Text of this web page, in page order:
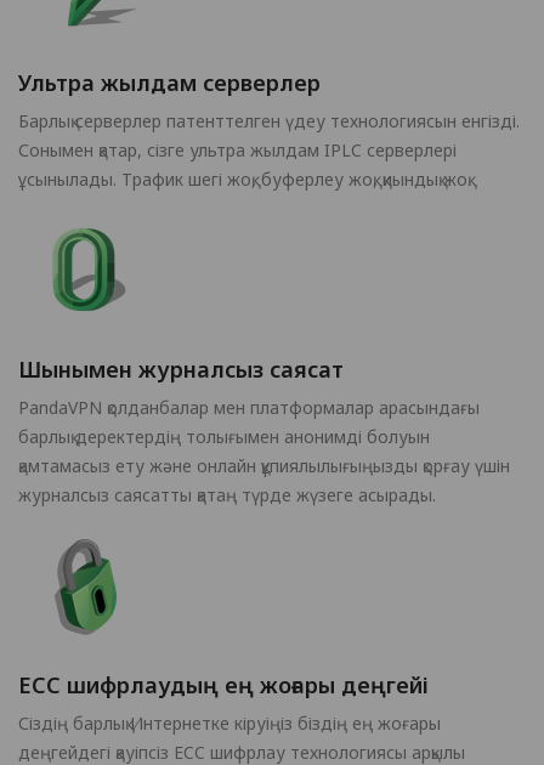
Ультра жылдам серверлер
Барлық серверлер патенттелген үдеу технологиясын енгізді.
Сонымен қатар, сізге ультра жылдам IPLC серверлері
ұсынылады. Трафик шегі жоқ, буферлеу жоқ, қиындық жоқ.
Шынымен журналсыз саясат
PandaVPN қолданбалар мен платформалар арасындағы
барлық деректердің толығымен анонимді болуын
қамтамасыз ету және онлайн құпиялылығыңызды қорғау үшін
журналсыз саясатты қатаң түрде жүзеге асырады.
ECC шифрлаудың ең жоғары деңгейі
Сіздің барлық Интернетке кіруіңіз біздің ең жоғары
деңгейдегі қауіпсіз ECC шифрлау технологиясы арқылы